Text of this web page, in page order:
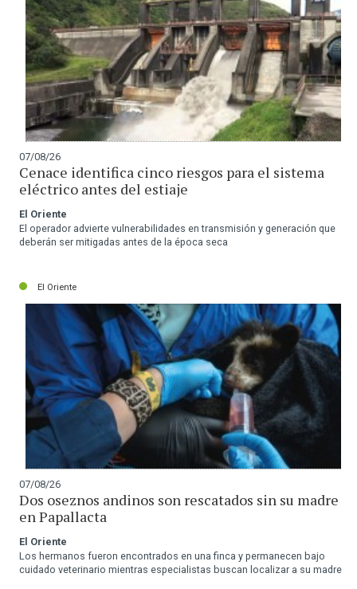
07/08/26
Cenace identifica cinco riesgos para el sistema
eléctrico antes del estiaje
El Oriente
El operador advierte vulnerabilidades en transmisión y generación que
deberán ser mitigadas antes de la época seca
El Oriente
07/08/26
Dos oseznos andinos son rescatados sin su madre
en Papallacta
El Oriente
Los hermanos fueron encontrados en una finca y permanecen bajo
cuidado veterinario mientras especialistas buscan localizar a su madre